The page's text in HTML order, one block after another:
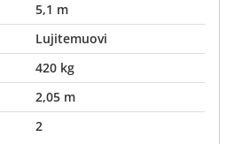
5,1 m
Lujitemuovi
420 kg
2,05 m
2